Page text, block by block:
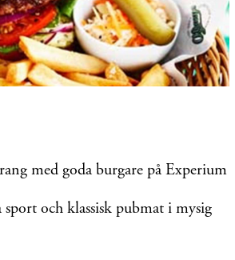
med goda burgare på Experium
sport och klassisk pubmat i mysig